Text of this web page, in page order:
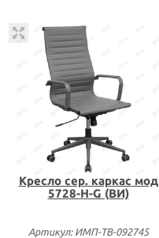
Кресло сер. каркас мод
5728-H-G (ВИ)
Артикул: ИМП-ТВ-092745